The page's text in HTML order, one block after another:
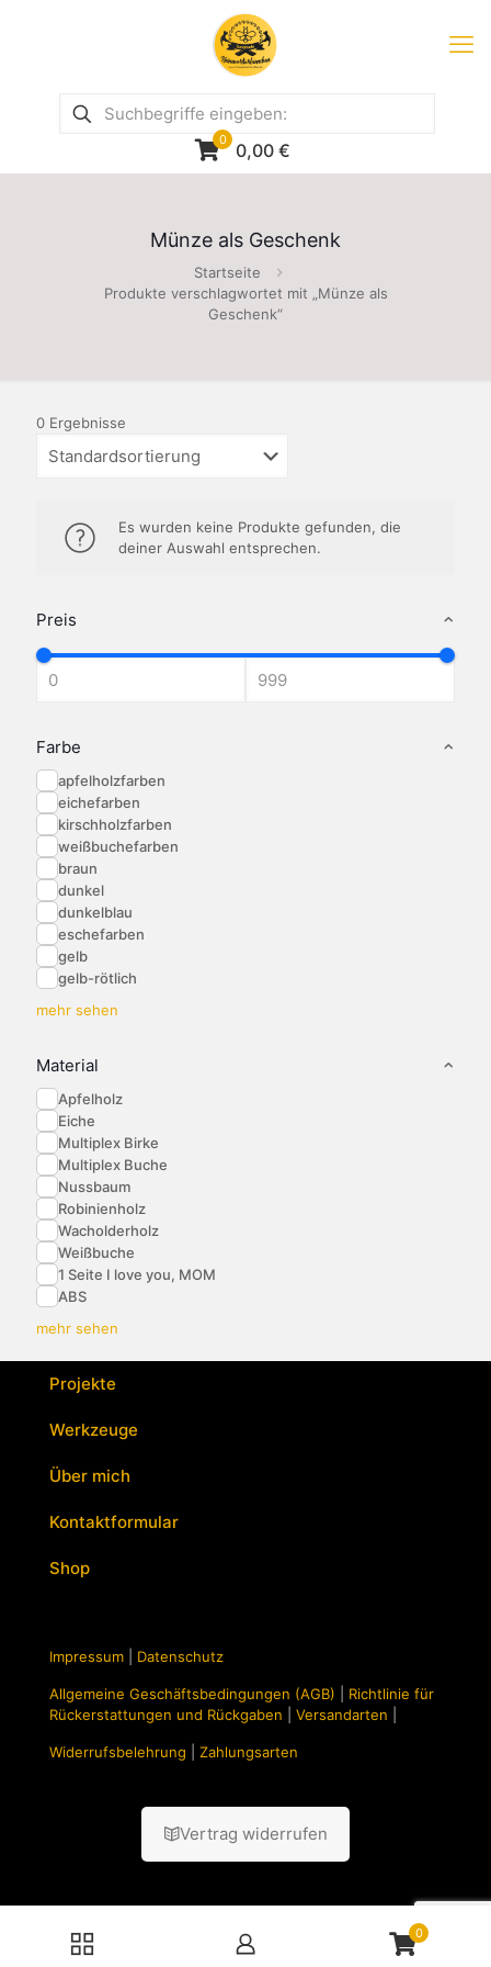
0 0,00 €
Münze als Geschenk
Startseite
Produkte verschlagwortet mit „Münze als
Geschenk“
Preis
Farbe
apfelholzfarben
eichefarben
kirschholzfarben
weißbuchefarben
braun
dunkel
dunkelblau
eschefarben
gelb
gelb-rötlich
mehr sehen
Material
Apfelholz
Eiche
Multiplex Birke
Multiplex Buche
Nussbaum
Robinienholz
Wacholderholz
Weißbuche
1 Seite I love you, MOM
ABS
mehr sehen
0 Ergebnisse
Es wurden keine Produkte gefunden, die
deiner Auswahl entsprechen.
Projekte
Werkzeuge
Über mich
Kontaktformular
Shop
Impressum Datenschutz
Allgemeine Geschäftsbedingungen (AGB)
Richtlinie für
Rückerstattungen und Rückgaben
Versandarten
Widerrufsbelehrung Zahlungsarten
Vertrag widerrufen
0